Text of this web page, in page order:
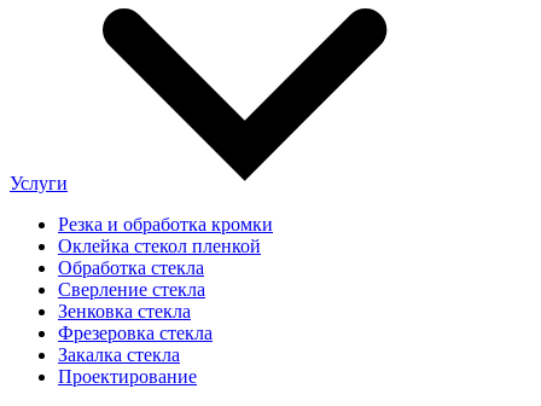
Услуги
Резка и обработка кромки
Оклейка стекол пленкой
Обработка стекла
Сверление стекла
Зенковка стекла
Фрезеровка стекла
Закалка стекла
Проектирование